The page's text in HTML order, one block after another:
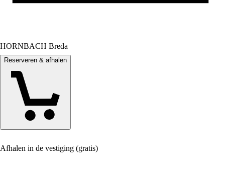
HORNBACH Breda
Reserveren & afhalen
Afhalen in de vestiging (gratis)